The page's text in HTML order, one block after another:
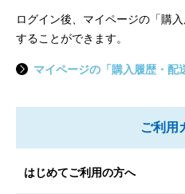
ログイン後、マイページの「購
することができます。
マイページの「購入履歴・配
ご利用
はじめてご利用の方へ